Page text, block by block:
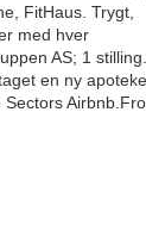
FitHaus. Trygt,
med hver
AS; 1
en ny